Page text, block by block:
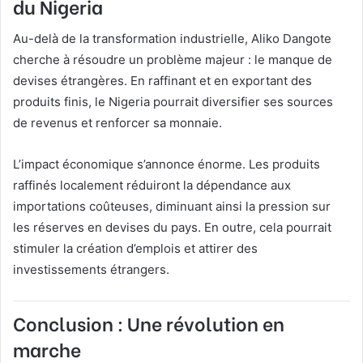
du Nigeria
Au-delà de la transformation industrielle, Aliko Dangote
cherche à résoudre un problème majeur : le manque de
devises étrangères. En raffinant et en exportant des
produits finis, le Nigeria pourrait diversifier ses sources
de revenus et renforcer sa monnaie.
L’impact économique s’annonce énorme. Les produits
raffinés localement réduiront la dépendance aux
importations coûteuses, diminuant ainsi la pression sur
les réserves en devises du pays. En outre, cela pourrait
stimuler la création d’emplois et attirer des
investissements étrangers.
Conclusion : Une révolution en
marche